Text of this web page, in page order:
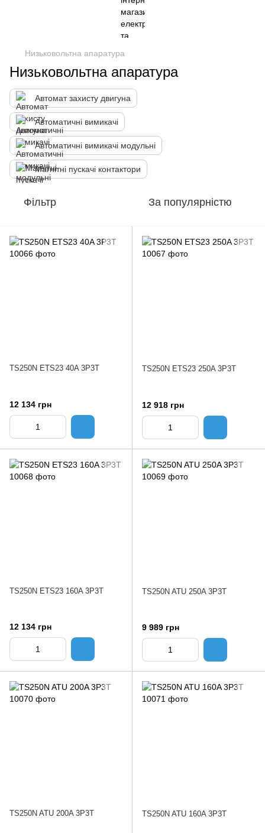
Низьковольтна апаратура
Низьковольтна апаратура
Автомат захисту двигуна
Автоматичні вимикачі
Автоматичні вимикачі модульні
Магнітні пускачі контактори
Фільтр За популярністю
TS250N ETS23 40A 3P3T
12 134 грн
TS250N ETS23 250A 3P3T
12 918 грн
TS250N ETS23 160A 3P3T
12 134 грн
TS250N ATU 250A 3P3T
9 989 грн
TS250N ATU 200A 3P3T TS250N ATU 160A 3P3T